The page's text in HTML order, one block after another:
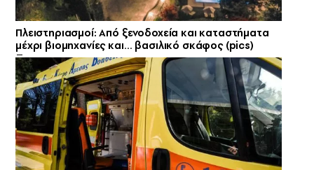
Πλειστηριασμοί: Από ξενοδοχεία και καταστήματα
μέχρι βιομηχανίες και… βασιλικό σκάφος (pics)